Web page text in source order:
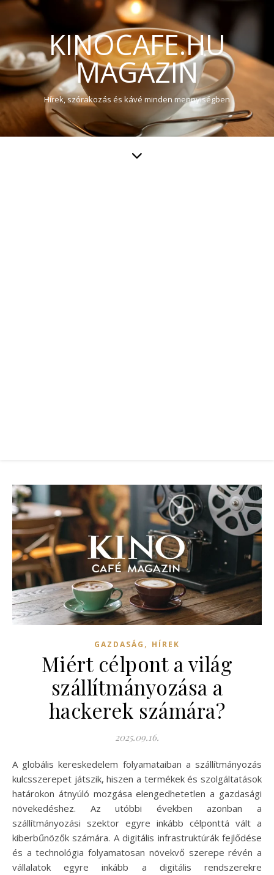
KINOCAFE.HU
MAGAZIN
Hírek, szórakozás és kávé minden mennyiségben
GAZDASÁG , HÍREK
Miért célpont a világ
szállítmányozása a
hackerek számára?
2025.09.16.
A globális kereskedelem folyamataiban a szállítmányozás
kulcsszerepet játszik, hiszen a termékek és szolgáltatások
határokon átnyúló mozgása elengedhetetlen a gazdasági
növekedéshez. Az utóbbi években azonban a
szállítmányozási szektor egyre inkább célponttá vált a
kiberbűnözők számára. A digitális infrastruktúrák fejlődése
és a technológia folyamatosan növekvő szerepe révén a
vállalatok egyre inkább a digitális rendszerekre